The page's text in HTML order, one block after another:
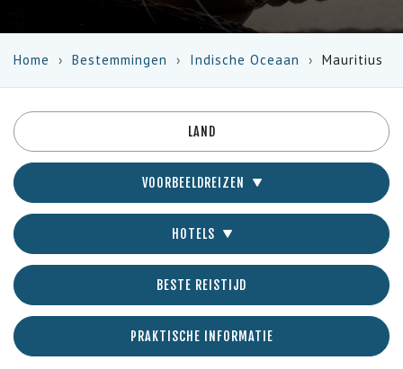
Home Bestemmingen Indische Oceaan Mauritius
LAND
VOORBEELDREIZEN
HOTELS
BESTE REISTIJD
PRAKTISCHE INFORMATIE